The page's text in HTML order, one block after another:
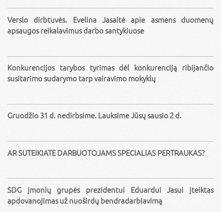
Verslo dirbtuvės. Evelina Jasaitė apie asmens duomenų
apsaugos reikalavimus darbo santykiuose
Konkurencijos tarybos tyrimas dėl konkurenciją ribijančio
susitarimo sudarymo tarp vairavimo mokyklų
Gruodžio 31 d. nedirbsime. Lauksime Jūsų sausio 2 d.
AR SUTEIKIATE DARBUOTOJAMS SPECIALIAS PERTRAUKAS?
SDG įmonių grupės prezidentui Eduardui Jasui įteiktas
apdovanojimas už nuoširdų bendradarbiavimą